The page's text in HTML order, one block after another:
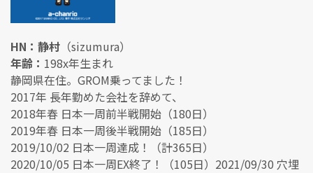
HN：静村 （sizumura）
年齢： 198x年生まれ
静岡県在住。GROM乗ってました！
2017年 長年勤めた会社を辞めて、
2018年春 日本一周前半戦開始（180日）
2019年春 日本一周後半戦開始（185日）
2019/10/02 日本一周達成！（計365日）
2020/10/05 日本一周EX終了！（105日）2021/09/30 穴埋